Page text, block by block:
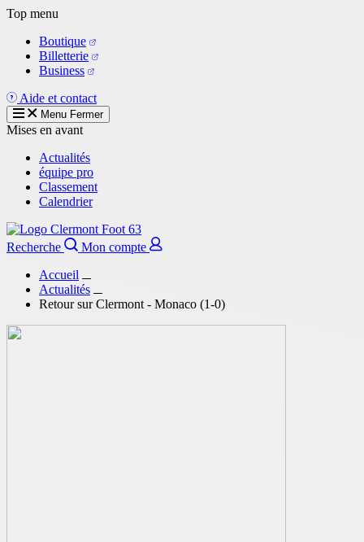
Aller
contenu
principal
Top menu
Boutique
Billetterie
Business
Aide et contact
Menu Fermer
Mises en avant
Actualités
équipe pro
Classement
Calendrier
Recherche
Mon compte
Accueil
Actualités
Retour sur Clermont - Monaco (1-0)